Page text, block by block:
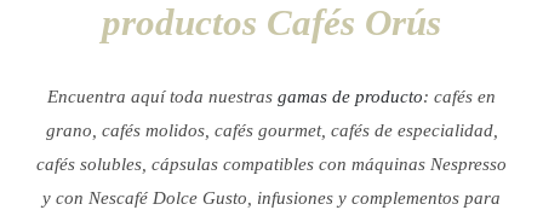
productos Cafés Orús
Encuentra aquí toda nuestras gamas de producto: cafés en
grano, cafés molidos, cafés gourmet, cafés de especialidad,
cafés solubles, cápsulas compatibles con máquinas Nespresso
y con Nescafé Dolce Gusto, infusiones y complementos para